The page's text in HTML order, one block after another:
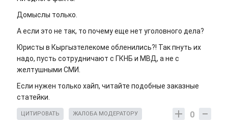
Домыслы только.
А если это не так, то почему еще нет уголовного дела?
Юристы в Кыргызтелекоме обленились?! Так пнуть их
надо, пусть сотрудничают с ГКНБ и МВД, а не с
желтушными СМИ.
Если нужен только хайп, читайте подобные заказные
статейки.
0
ЦИТИРОВАТЬ ЖАЛОБА МОДЕРАТОРУ